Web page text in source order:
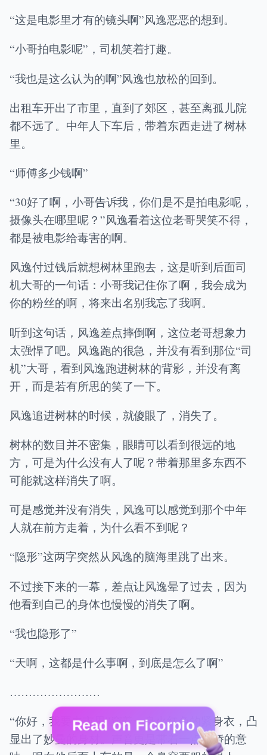
Read on Ficorpio
“这是电影里才有的镜头啊”风逸恶恶的想到。
“小哥拍电影呢”，司机笑着打趣。
“我也是这么认为的啊”风逸也放松的回到。
出租车开出了市里，直到了郊区，甚至离孤儿院
都不远了。中年人下车后，带着东西走进了树林
里。
“师傅多少钱啊”
“30好了啊，小哥告诉我，你们是不是拍电影呢，
摄像头在哪里呢？”风逸看着这位老哥哭笑不得，
都是被电影给毒害的啊。
风逸付过钱后就想树林里跑去，这是听到后面司
机大哥的一句话：小哥我记住你了啊，我会成为
你的粉丝的啊，将来出名别我忘了我啊。
听到这句话，风逸差点摔倒啊，这位老哥想象力
太强悍了吧。风逸跑的很急，并没有看到那位“司
机”大哥，看到风逸跑进树林的背影，并没有离
开，而是若有所思的笑了一下。
风逸追进树林的时候，就傻眼了，消失了。
树林的数目并不密集，眼睛可以看到很远的地
方，可是为什么没有人了呢？带着那里多东西不
可能就这样消失了啊。
可是感觉并没有消失，风逸可以感觉到那个中年
人就在前方走着，为什么看不到呢？
“隐形”这两字突然从风逸的脑海里跳了出来。
不过接下来的一幕，差点让风逸晕了过去，因为
他看到自己的身体也慢慢的消失了啊。
“我也隐形了”
“天啊，这都是什么事啊，到底是怎么了啊”
……………………
“你好，我要去市里”穿着一身火红色的紧身衣，凸
显出了妙曼的身材。声音更是带着一点撒娇的意